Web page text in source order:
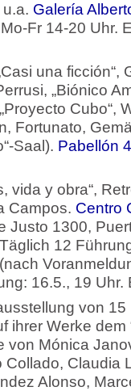
Galería
Fr 14-20 Uhr.
una ficción“,
„Biónico
Cubo“,
Fortunato,
Saal). Pabellón 4
vida y obra“,
Campos. Centro
Justo 1300,
12
16.5., 19 Uhr.
von
ihrer Werke dem
von Mónica
Collado, Claudia
Alonso,